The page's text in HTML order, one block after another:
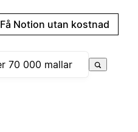
Få Notion utan kostnad